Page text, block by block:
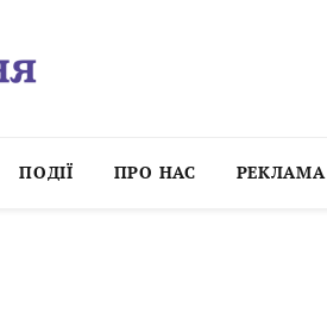
ПОДІЇ ПРО НАС РЕКЛАМА